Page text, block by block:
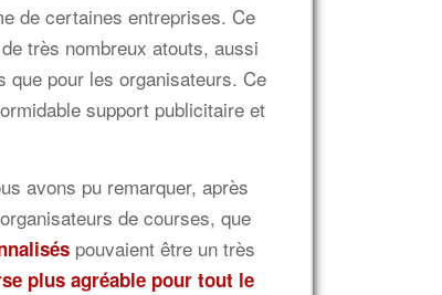
de certaines entreprises. Ce
très nombreux atouts, aussi
que pour les organisateurs. Ce
support publicitaire et
avons pu remarquer, après
de courses, que
pouvaient être un très
plus agréable pour tout le